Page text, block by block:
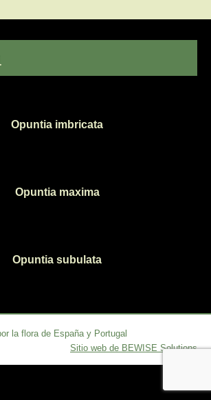
Opuntia imbricata
Opuntia maxima
Opuntia subulata
la flora de España y Portugal
Sitio web de BEWISE Solutions